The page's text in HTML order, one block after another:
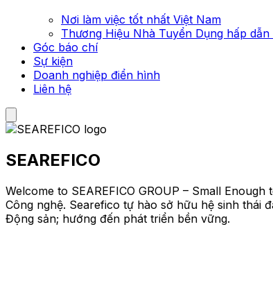
Nơi làm việc tốt nhất Việt Nam
Thương Hiệu Nhà Tuyển Dụng hấp
Góc báo chí
Sự kiện
Doanh nghiệp điển hình
Liên hệ
SEAREFICO
Welcome to SEAREFICO GROUP – Small
Công nghệ. Searefico tự hào sở hữu hệ sinh thái
Động sản; hướng đến phát triển bền vững.